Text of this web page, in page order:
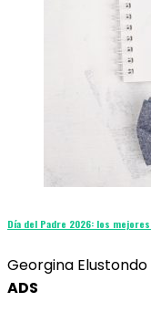
Día del Padre 2026: los
Georgina Elustondo
ADS